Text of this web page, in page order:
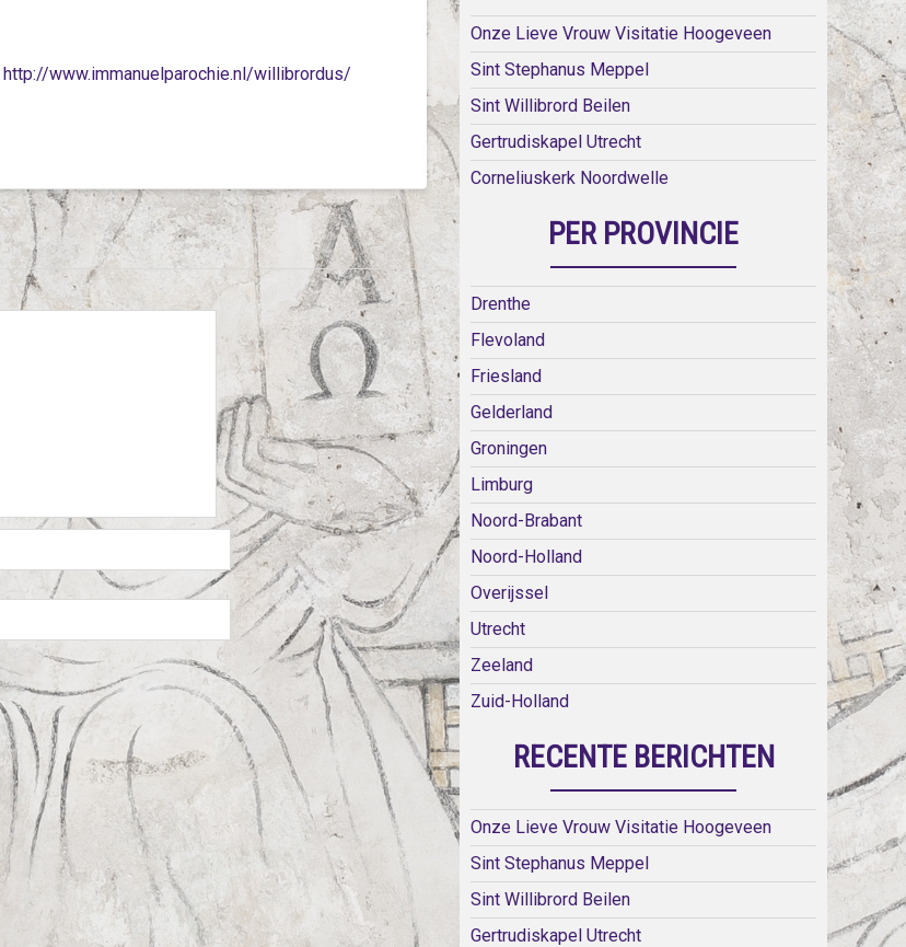
http://www.immanuelparochie.nl/willibrordus/
Onze Lieve Vrouw Visitatie Hoogeveen
Sint Stephanus Meppel
Sint Willibrord Beilen
Gertrudiskapel Utrecht
Corneliuskerk Noordwelle
PER PROVINCIE
Drenthe
Flevoland
Friesland
Gelderland
Groningen
Limburg
Noord-Brabant
Noord-Holland
Overijssel
Utrecht
Zeeland
Zuid-Holland
RECENTE BERICHTEN
Onze Lieve Vrouw Visitatie Hoogeveen
Sint Stephanus Meppel
Sint Willibrord Beilen
Gertrudiskapel Utrecht